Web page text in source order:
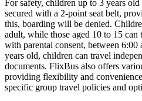
For safety, children up to 3 years
secured with a 2-point seat belt,
this, boarding will be denied.
adult, while those aged 10 to 15 can
with parental consent, between
years old, children can travel
documents. FlixBus also offers
providing flexibility and
specific group travel policies and